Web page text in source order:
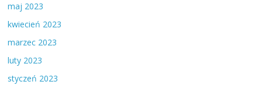
maj 2023
kwiecień 2023
marzec 2023
luty 2023
styczeń 2023